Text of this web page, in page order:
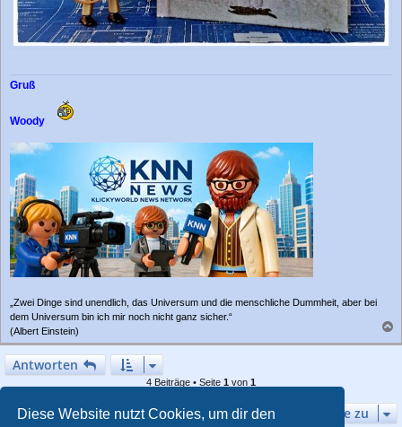
Diese Website nutzt Cookies, um dir den
Gruß
Woody
„Zwei Dinge sind unendlich, das Universum und die menschliche Dummheit, aber bei
dem Universum bin ich mir noch nicht ganz sicher.“
(Albert Einstein)
a
e
Antworten
4 Beiträge • Seite 1 von 1
Gehe zu